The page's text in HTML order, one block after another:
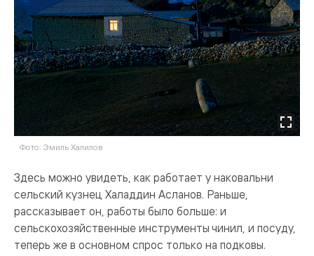
Фото: Эмиль Халилов
Здесь можно увидеть, как работает у наковальни
сельский кузнец Халаддин Асланов. Раньше,
рассказывает он, работы было больше: и
сельскохозяйственные инструменты чинил, и посуду,
теперь же в основном спрос только на подковы.